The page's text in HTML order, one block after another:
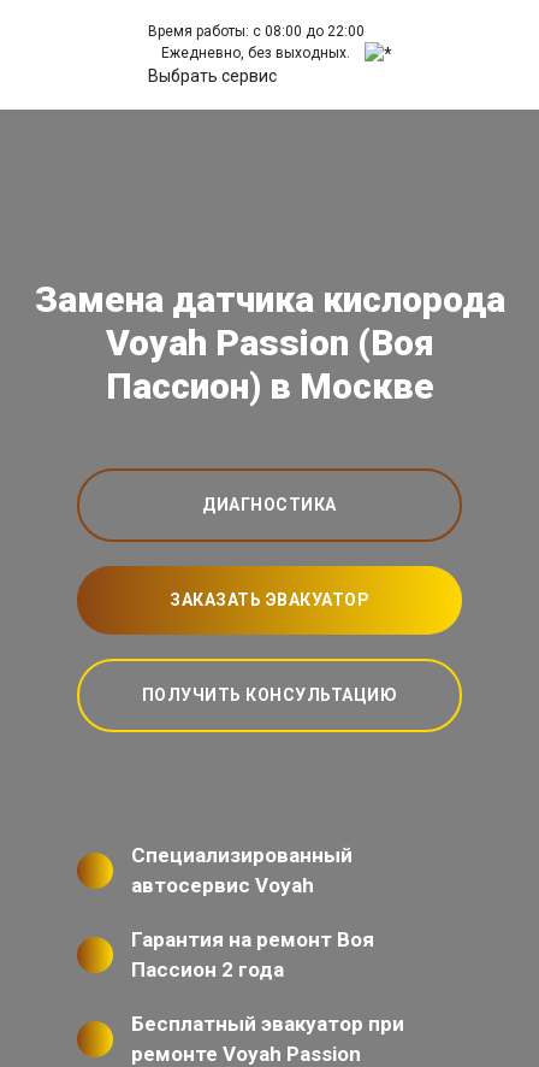
Время работы: с 08:00 до 22:00
Ежедневно, без выходных.
Выбрать сервис
Замена датчика кислорода
Voyah Passion (Воя
Пассион) в Москве
ДИАГНОСТИКА
ЗАКАЗАТЬ ЭВАКУАТОР
ПОЛУЧИТЬ КОНСУЛЬТАЦИЮ
Специализированный
автосервис Voyah
Гарантия на ремонт Воя
Пассион 2 года
Бесплатный эвакуатор при
ремонте Voyah Passion